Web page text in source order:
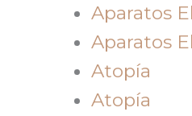
Aparatos
Aparatos
Atopía
Atopía